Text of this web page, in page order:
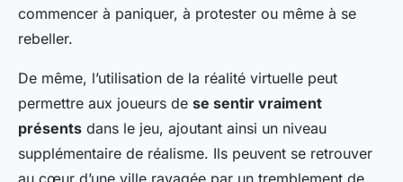
commencer à paniquer, à protester ou même à se
rebeller.
De même, l’utilisation de la réalité virtuelle peut
permettre aux joueurs de se sentir vraiment
présents dans le jeu, ajoutant ainsi un niveau
supplémentaire de réalisme. Ils peuvent se retrouver